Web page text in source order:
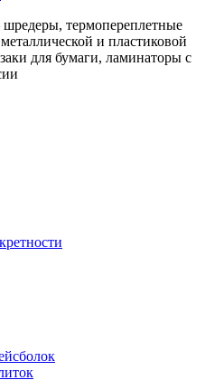
термопереплетные
и пластиковой
для бумаги, ламинаторы с